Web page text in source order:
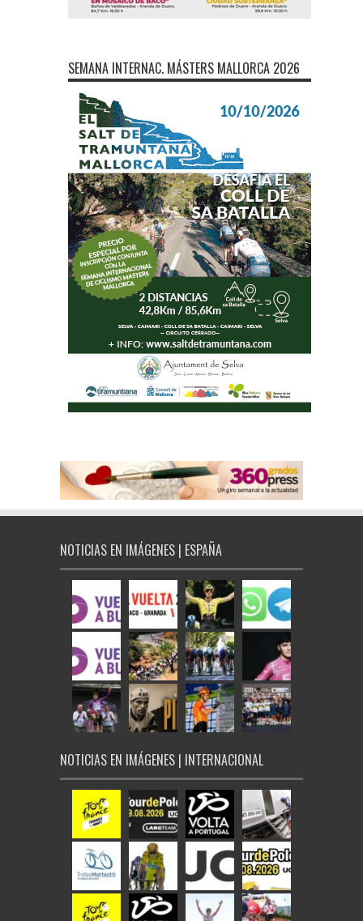
SEMANA INTERNAC. MÁSTERS MALLORCA 2026
NOTICIAS EN IMÁGENES | ESPAÑA
NOTICIAS EN IMÁGENES | INTERNACIONAL